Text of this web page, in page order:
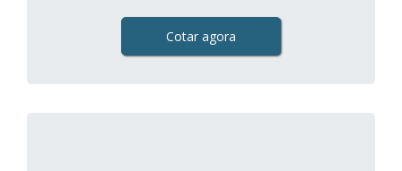
Cotar agora